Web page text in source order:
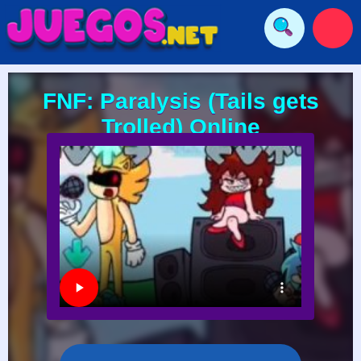
FNF: Paralysis (Tails gets
Trolled) Online